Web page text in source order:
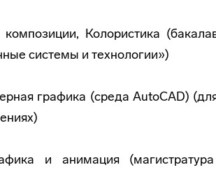
Колористика
системы и технологии»)
графика (среда AutoCAD)
и анимация